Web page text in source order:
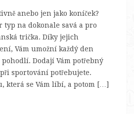
anebo jen jako koníček?
typ na dokonale savá a pro
trička. Díky jejich
Vám umožní každý den
Dodají Vám potřebný
sportování potřebujete.
která se Vám líbí, a potom […]